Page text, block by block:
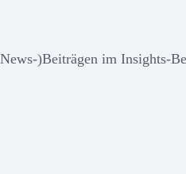
)Beiträgen im Insights-